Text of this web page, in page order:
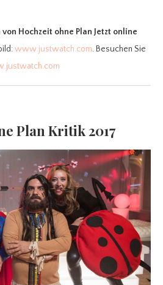
von Hochzeit ohne Plan Jetzt online
www.justwatch.com. Besuchen Sie
Plan Kritik 2017